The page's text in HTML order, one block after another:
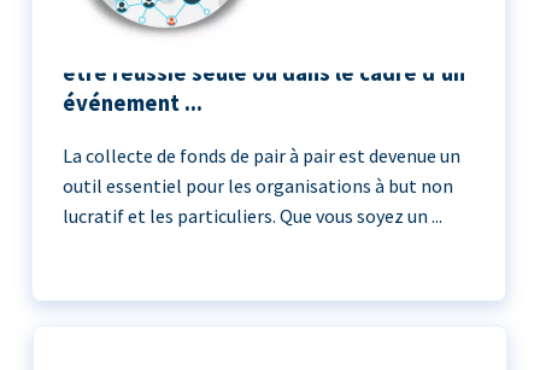
La collecte de fonds entre pairs peut
être réussie seule ou dans le cadre d'un
événement ...
La collecte de fonds de pair à pair est devenue un
outil essentiel pour les organisations à but non
lucratif et les particuliers. Que vous soyez un ...